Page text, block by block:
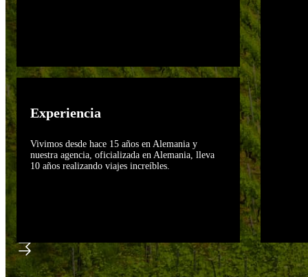
Experiencia
Vivimos desde hace 15 años en Alemania y
nuestra agencia, oficializada en Alemania, lleva
10 años realizando viajes increíbles.